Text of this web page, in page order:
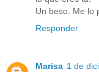
Un beso. Me lo
Responder
Marisa 1 de